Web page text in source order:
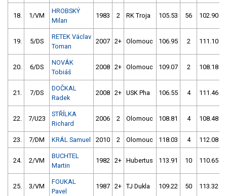
18. 1/VM
HROBSKÝ
Milan
1983 2 RK Troja 105.53 56 102.90
19. 5/DS
RETEK Václav
Toman
2007 2+ Olomouc 106.95 2 111.10
20. 6/DS
NOVÁK
Tobiáš
2008 2+ Olomouc 109.07 2 108.18
21. 7/DS
DOČKAL
Radek
2008 2+ USK Pha 106.55 4 111.46
22. 7/U23
STŘÍLKA
Richard
2006 2 Olomouc 108.81 4 108.48
23. 7/DM KRÁL Samuel 2010 2 Olomouc 118.03 4 112.08
24. 2/VM
BUCHTEL
Martin
1982 2+ Hubertus 113.91 10 110.65
25. 3/VM
FOUKAL
Pavel
1987 2+ TJ Dukla 109.22 50 113.32